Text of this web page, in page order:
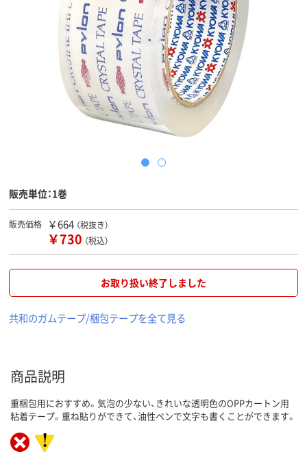
販売単位：1巻
販売価格 ￥664 （税抜き）
￥730 （税込）
お取り扱い終了しました
共和のガムテープ/梱包テープを全て見る
商品説明
重梱包用におすすめ。気泡の少ない、きれいな透明色のOPPカートン用
粘着テープ。重ね貼りができて、油性ペンで文字も書くことができます。